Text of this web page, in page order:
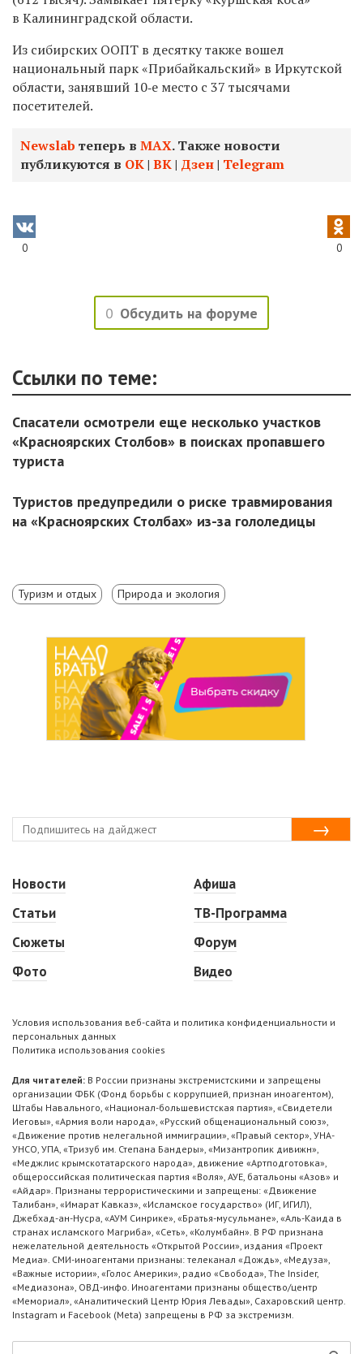
в Калининградской области.
Из сибирских ООПТ в десятку также вошел
национальный парк «Прибайкальский» в Иркутской
области, занявший 10‑е место с 37 тысячами
посетителей.
Newslab теперь в МАХ. Также новости
публикуются в ОК| ВК| Дзен| Telegram
0 0
0 Обсудить на форуме
Ссылки по теме:
Спасатели осмотрели еще несколько участков
«Красноярских Столбов» в поисках пропавшего
туриста
Туристов предупредили о риске травмирования
на «Красноярских Столбах» из-за гололедицы
Туризм и отдых Природа и экология
Новости
Статьи
Сюжеты
Фото
Афиша
ТВ-Программа
Форум
Видео
Условия использования веб-сайта и политика конфиденциальности и
персональных данных
Политика использования cookies
Для читателей: В России признаны экстремистскими и запрещены
организации ФБК (Фонд борьбы с коррупцией, признан иноагентом),
Штабы Навального, «Национал-большевистская партия», «Свидетели
Иеговы», «Армия воли народа», «Русский общенациональный союз»,
«Движение против нелегальной иммиграции», «Правый сектор», УНА-
УНСО, УПА, «Тризуб им. Степана Бандеры», «Мизантропик дивижн»,
«Меджлис крымскотатарского народа», движение «Артподготовка»,
общероссийская политическая партия «Воля», АУЕ, батальоны «Азов» и
«Айдар». Признаны террористическими и запрещены: «Движение
Талибан», «Имарат Кавказ», «Исламское государство» (ИГ, ИГИЛ),
Джебхад-ан-Нусра, «АУМ Синрике», «Братья-мусульмане», «Аль-Каида в
странах исламского Магриба», «Сеть», «Колумбайн». В РФ признана
нежелательной деятельность «Открытой России», издания «Проект
Медиа». СМИ-иноагентами признаны: телеканал «Дождь», «Медуза»,
«Важные истории», «Голос Америки», радио «Свобода», The Insider,
«Медиазона», ОВД-инфо. Иноагентами признаны общество/центр
«Мемориал», «Аналитический Центр Юрия Левады», Сахаровский центр.
Instagram и Facebook (Metа) запрещены в РФ за экстремизм.